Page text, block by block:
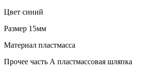
Цвет синий
Размер 15мм
Материал пластмасса
Прочее часть А пластмассовая шляпка